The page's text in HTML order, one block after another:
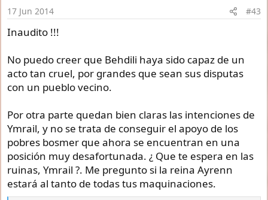
n
s
:
17 Jun 2014 #43
Inaudito !!!
No puedo creer que Behdili haya sido capaz de un
acto tan cruel, por grandes que sean sus disputas
con un pueblo vecino.
Por otra parte quedan bien claras las intenciones de
Ymrail, y no se trata de conseguir el apoyo de los
pobres bosmer que ahora se encuentran en una
posición muy desafortunada. ¿ Que te espera en las
ruinas, Ymrail ?. Me pregunto si la reina Ayrenn
estará al tanto de todas tus maquinaciones.